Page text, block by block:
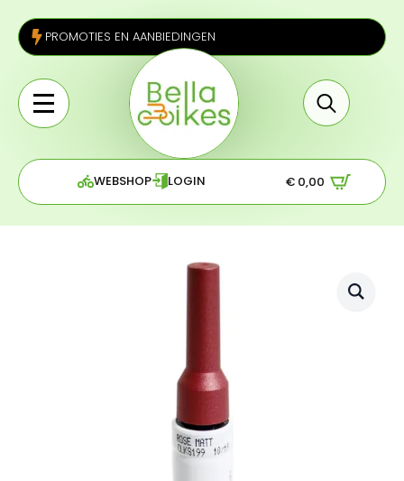
PROMOTIES EN AANBIEDINGEN
for:
WEBSHOP LOGIN € 0,00